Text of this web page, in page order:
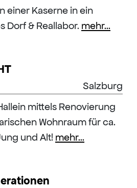
einer Kaserne in ein
Dorf & Reallabor. mehr...
Salzburg
mittels Renovierung
Wohnraum für ca.
und Alt! mehr...